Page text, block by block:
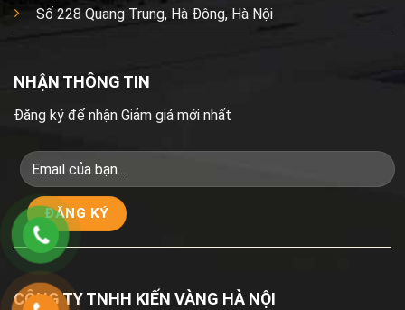
Số 228 Quang Trung, Hà Đông, Hà Nội
NHẬN THÔNG TIN
Đăng ký để nhận Giảm giá mới nhất
CÔNG TY TNHH KIẾN VÀNG HÀ NỘI